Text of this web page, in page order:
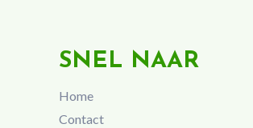
SNEL NAAR
Home
Contact